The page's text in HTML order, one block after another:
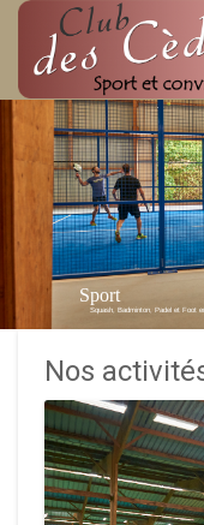
Sport
Squash, Badminton, Padel et Foot
Nos